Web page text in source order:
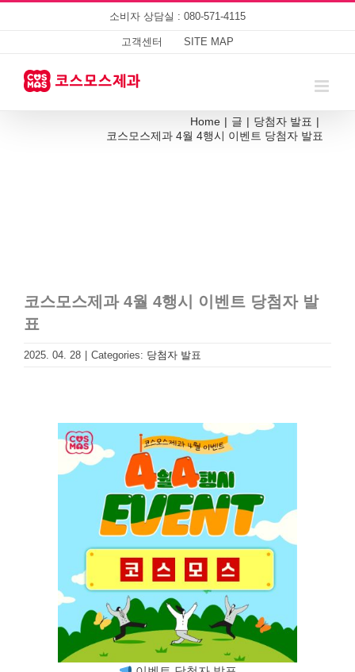
소비자 상담실 : 080-571-4115
고객센터 SITE MAP
Home | 글 | 당첨자 발표 |
코스모스제과 4월 4행시 이벤트 당첨자 발표
코스모스제과 4월 4행시 이벤트 당첨자 발
표
2025. 04. 28 | Categories: 당첨자 발표